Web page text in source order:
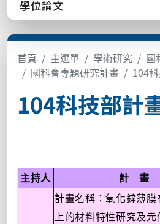
學位論文
首頁 主選單 學術研究
國
國科會專題研究計畫
104
104科技部計
主持人 計 畫
計畫名稱：氧化鋅薄
上的材料特性研究及元